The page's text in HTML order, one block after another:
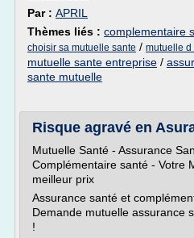
Par : APRIL
Thèmes liés : complementaire
choisir sa mutuelle sante / mutuelle d
mutuelle sante entreprise /
sante mutuelle
Risque agravé en
Mutuelle Santé - Assurance
Complémentaire santé - Votre
meilleur prix
Assurance santé et
Demande mutuelle assurance
!